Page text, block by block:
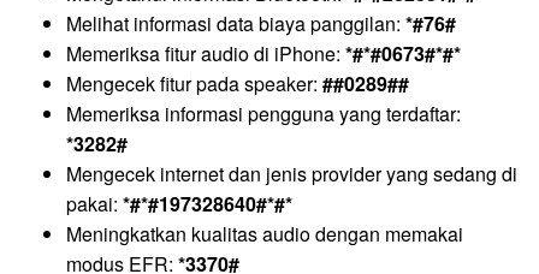
Melihat informasi data biaya panggilan: *#76#
Memeriksa fitur audio di iPhone: *#*#0673#*#*
Mengecek fitur pada speaker: ##0289##
Memeriksa informasi pengguna yang terdaftar:
*3282#
Mengecek internet dan jenis provider yang sedang di
pakai: *#*#197328640#*#*
Meningkatkan kualitas audio dengan memakai
modus EFR: *3370#